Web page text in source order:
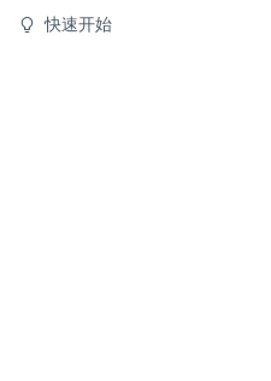
快速开始